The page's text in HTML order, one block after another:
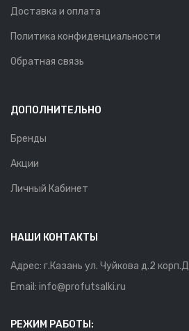
Доставка и оплата
Политика конфиденциальности
Обратная связь
ДОПОЛНИТЕЛЬНО
Бренды
Акции
Личный Кабинет
НАШИ КОНТАКТЫ
Адрес: г.Казань ул. Чуйкова д.2 корп.Д
Email: info@profutsalki.ru
РЕЖИМ РАБОТЫ: